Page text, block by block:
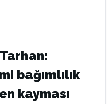
bağımlılık
kayması